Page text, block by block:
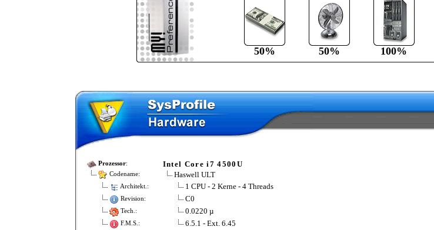
50% 50% 100%
Prozessor: Intel Core i7 4500U
Codename: Haswell ULT
Architekt.: 1 CPU - 2 Kerne - 4 Threads
Revision: C0
Tech.: 0.0220 µ
F.M.S.: 6.5.1 - Ext. 6.45